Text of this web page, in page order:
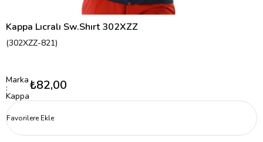
Kappa Lıcralı Sw.Shırt 302XZZ
(302XZZ-821)
Marka
:
Kappa
₺82,00
Favorilere Ekle